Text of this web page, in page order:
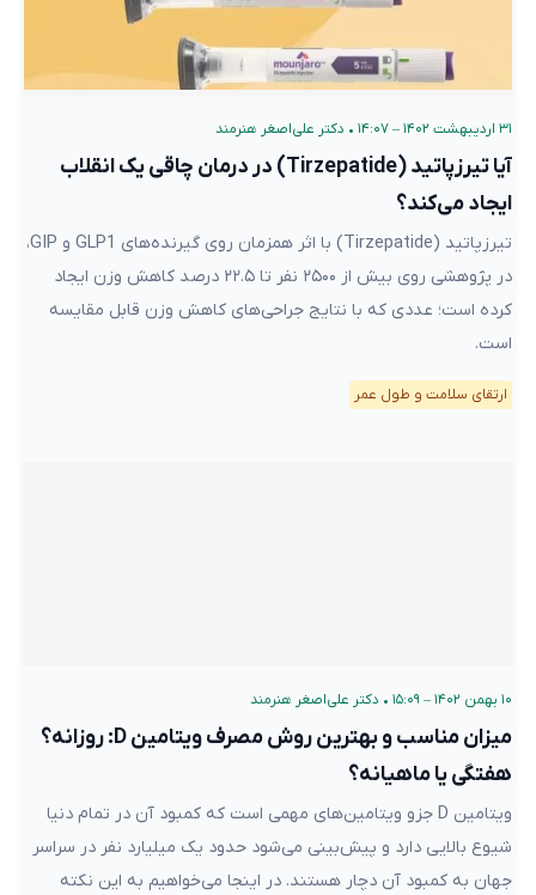
۳۱ اردیبهشت ۱۴۰۲ – ۱۴:۰۷ • دکتر علی‌اصغر هنرمند
آیا تیرزپاتید (Tirzepatide) در درمان چاقی یک انقلاب
ایجاد می‌کند؟
تیرزپاتید (Tirzepatide) با اثر همزمان روی گیرنده‌های GLP1 و GIP،
در پژوهشی روی بیش از ۲۵۰۰ نفر تا ۲۲.۵ درصد کاهش وزن ایجاد
کرده است؛ عددی که با نتایج جراحی‌های کاهش وزن قابل مقایسه
است.
ارتقای سلامت و طول عمر
۱۰ بهمن ۱۴۰۲ – ۱۵:۰۹ • دکتر علی‌اصغر هنرمند
میزان مناسب و بهترین روش مصرف ویتامین D: روزانه؟
هفتگی یا ماهیانه؟
ویتامین D جزو ویتامین‌های مهمی است که کمبود آن در تمام دنیا
شیوع بالایی دارد و پیش‌بینی می‌شود حدود یک میلیارد نفر در سراسر
جهان به کمبود آن دچار هستند. در اینجا می‌خواهیم به این نکته